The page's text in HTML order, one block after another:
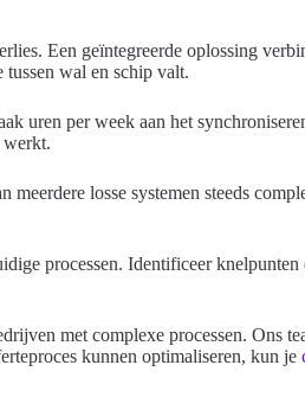
Een geïntegreerde oplossing
wal en schip valt.
per week aan het
werkt.
losse systemen steeds
processen. Identificeer
met complexe processen. Ons
kunnen optimaliseren, kun je